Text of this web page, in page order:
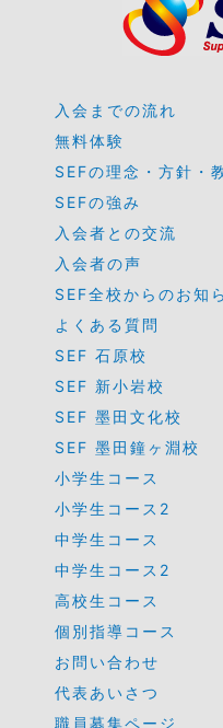
入会までの流れ
無料体験
SEFの理念・方針・
SEFの強み
入会者との交流
入会者の声
SEF全校からのお知
よくある質問
SEF 石原校
SEF 新小岩校
SEF 墨田文化校
SEF 墨田鐘ヶ淵校
小学生コース
小学生コース2
中学生コース
中学生コース2
高校生コース
個別指導コース
お問い合わせ
代表あいさつ
職員募集ページ